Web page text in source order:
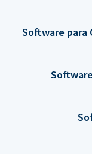
Software para